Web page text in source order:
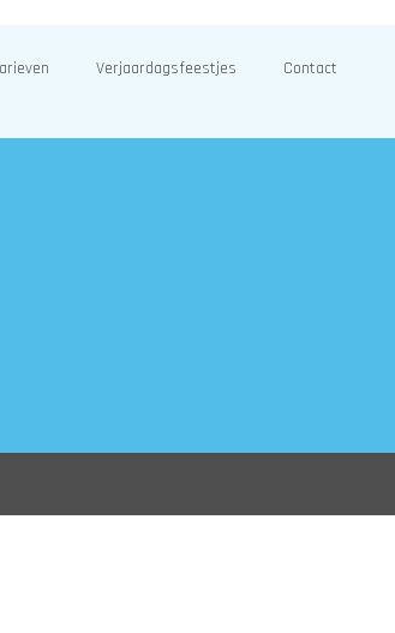
Verjaardagsfeestjes Contact